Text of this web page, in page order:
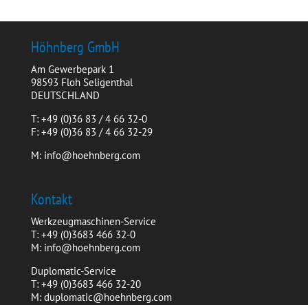
Höhnberg GmbH
Am Gewerbepark 1
98593 Floh Seligenthal
DEUTSCHLAND
T: +49 (0)36 83 / 4 66 32-0
F: +49 (0)36 83 / 4 66 32-29
M: info@hoehnberg.com
Kontakt
Werkzeugmaschinen-Service
T: +49 (0)3683 466 32-0
M: info@hoehnberg.com
Duplomatic-Service
T: +49 (0)3683 466 32-20
M: duplomatic@hoehnberg.com